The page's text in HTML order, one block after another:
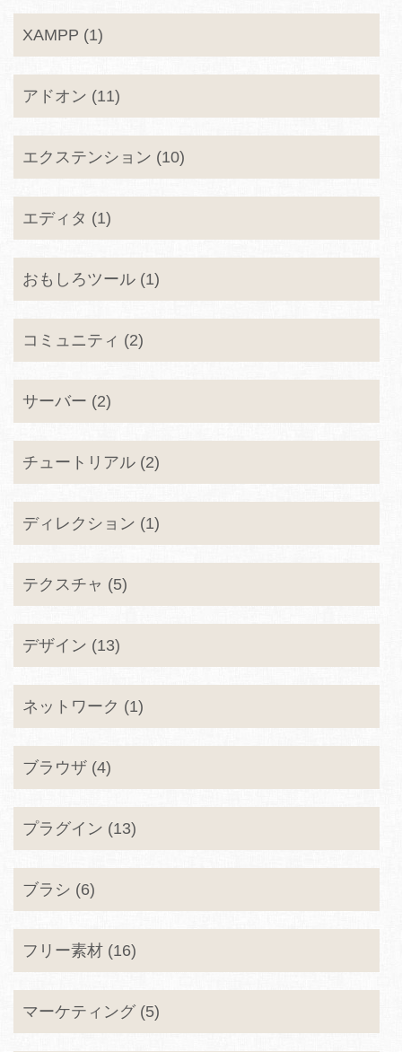
XAMPP (1)
アドオン (11)
エクステンション (10)
エディタ (1)
おもしろツール (1)
コミュニティ (2)
サーバー (2)
チュートリアル (2)
ディレクション (1)
テクスチャ (5)
デザイン (13)
ネットワーク (1)
ブラウザ (4)
プラグイン (13)
ブラシ (6)
フリー素材 (16)
マーケティング (5)